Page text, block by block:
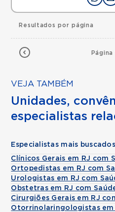
Página
Resultados por página
VEJA TAMBÉM
Unidades,
especialistas
Especialistas mais buscados
Clínicos Gerais em RJ com
Ortopedistas em RJ com
Urologistas em RJ com
Obstetras em RJ com
Cirurgiões Gerais em RJ
Otorrinolaringologistas em